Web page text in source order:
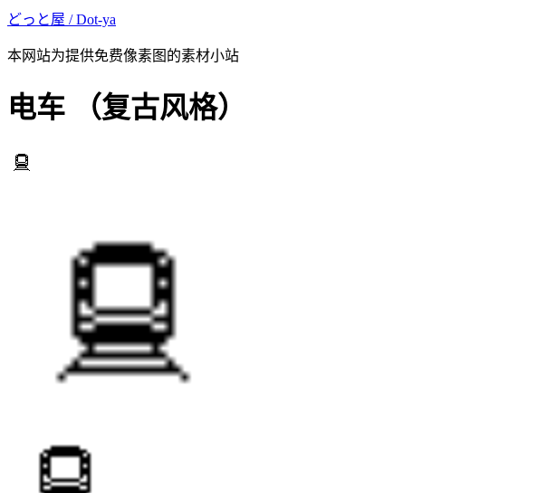
どっと屋 / Dot-ya
本网站为提供免费像素图的素材小站
电车 （复古风格）